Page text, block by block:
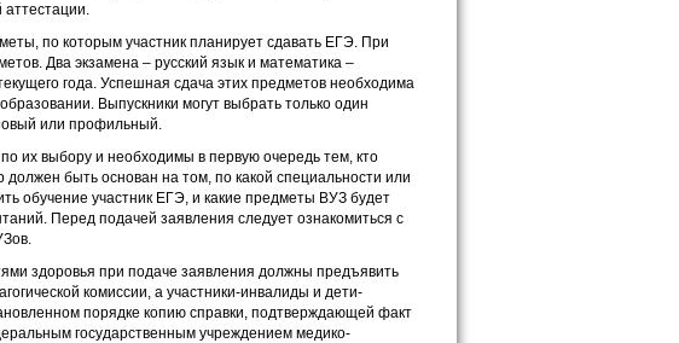
аттестации.
по которым участник планирует сдавать ЕГЭ. При
Два экзамена – русский язык и математика –
года. Успешная сдача этих предметов необходима
Выпускники могут выбрать только один
или профильный.
их выбору и необходимы в первую очередь тем, кто
быть основан на том, по какой специальности или
обучение участник ЕГЭ, и какие предметы ВУЗ будет
Перед подачей заявления следует ознакомиться с
здоровья при подаче заявления должны предъявить
комиссии, а участники-инвалиды и дети-
порядке копию справки, подтверждающей факт
государственным учреждением медико-